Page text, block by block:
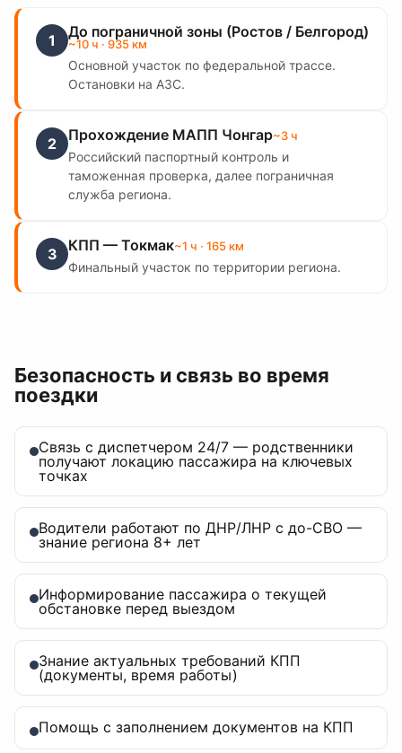
1 До пограничной зоны (Ростов / Белгород)
~10 ч · 935 км
Основной участок по федеральной трассе.
Остановки на АЗС.
2 Прохождение МАПП Чонгар~3 ч
Российский паспортный контроль и
таможенная проверка, далее пограничная
служба региона.
3 КПП — Токмак~1 ч · 165 км
Финальный участок по территории региона.
Безопасность и связь во время
поездки
Связь с диспетчером 24/7 — родственники
получают локацию пассажира на ключевых
точках
Водители работают по ДНР/ЛНР с до-СВО —
знание региона 8+ лет
Информирование пассажира о текущей
обстановке перед выездом
Знание актуальных требований КПП
(документы, время работы)
Помощь с заполнением документов на КПП